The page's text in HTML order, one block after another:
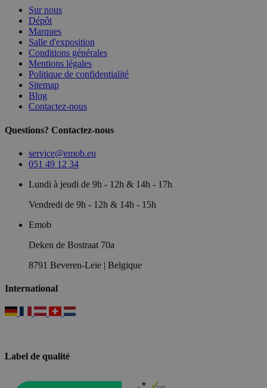
Sur nous
Dépôt
Marques
Salle d'exposition
Conditions générales
Mentions légales
Politique de confidentialité
Sitemap
Blog
Contactez-nous
Questions? Contactez-nous
service@emob.eu
051 49 12 34
Lundi à jeudi de 9h - 12h & 14h - 17h
Vendredi de 9h - 12h & 14h - 15h
Emob
Deken de Bostraat 70a
8791 Beveren-Leie | Belgique
International
Label de qualité